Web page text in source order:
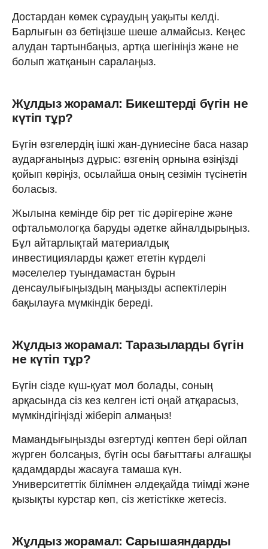
Достардан көмек сұраудың уақыты келді.
Барлығын өз бетіңізше шеше алмайсыз. Кеңес
алудан тартынбаңыз, артқа шегініңіз және не
болып жатқанын саралаңыз.
Жұлдыз жорамал: Бикештерді бүгін не
күтіп тұр?
Бүгін өзгелердің ішкі жан-дүниесіне баса назар
аударғаныңыз дұрыс: өзгенің орнына өзіңізді
қойып көріңіз, осылайша оның сезімін түсінетін
боласыз.
Жылына кемінде бір рет тіс дәрігеріне және
офтальмологқа баруды әдетке айналдырыңыз.
Бұл айтарлықтай материалдық
инвестицияларды қажет ететін күрделі
мәселелер туындамастан бұрын
денсаулығыңыздың маңызды аспектілерін
бақылауға мүмкіндік береді.
Жұлдыз жорамал: Таразыларды бүгін
не күтіп тұр?
Бүгін сізде күш-қуат мол болады, соның
арқасында сіз кез келген істі оңай атқарасыз,
мүмкіндігіңізді жіберіп алмаңыз!
Мамандығыңызды өзгертуді көптен бері ойлап
жүрген болсаңыз, бүгін осы бағыттағы алғашқы
қадамдарды жасауға тамаша күн.
Университеттік білімнен әлдеқайда тиімді және
қызықты курстар көп, сіз жетістікке жетесіз.
Жұлдыз жорамал: Сарышаяндарды